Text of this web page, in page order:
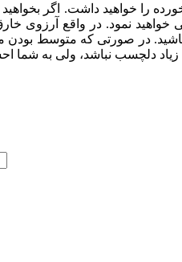
را خواهید داشت. اگر
خواهید نمود. در واقع آرزوی
در صورتی که متوسط بودن